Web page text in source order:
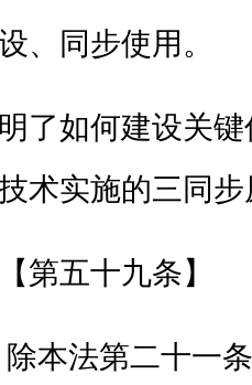
、同步使用。
了如何建设关
术实施的三同
第五十九条】
除本法第二十一